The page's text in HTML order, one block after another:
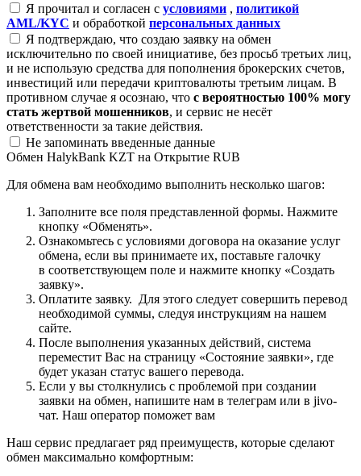
Я прочитал и согласен с условиями , политикой
AML/KYC и обработкой персональных данных
Я подтверждаю, что создаю заявку на обмен
исключительно по своей инициативе, без просьб третьих лиц,
и не использую средства для пополнения брокерских счетов,
инвестиций или передачи криптовалюты третьим лицам. В
противном случае я осознаю, что с вероятностью 100% могу
стать жертвой мошенников, и сервис не несёт
ответственности за такие действия.
Не запоминать введенные данные
Обмен HalykBank KZT на Открытие RUB
Для обмена вам необходимо выполнить несколько шагов:
Заполните все поля представленной формы. Нажмите
кнопку «Обменять».
Ознакомьтесь с условиями договора на оказание услуг
обмена, если вы принимаете их, поставьте галочку
в соответствующем поле и нажмите кнопку «Создать
заявку».
Оплатите заявку. Для этого следует совершить перевод
необходимой суммы, следуя инструкциям на нашем
сайте.
После выполнения указанных действий, система
переместит Вас на страницу «Состояние заявки», где
будет указан статус вашего перевода.
Если у вы столкнулись с проблемой при создании
заявки на обмен, напишите нам в телеграм или в jivo-
чат. Наш оператор поможет вам
Наш сервис предлагает ряд преимуществ, которые сделают
обмен максимально комфортным: